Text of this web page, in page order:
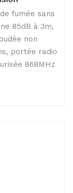
fumée sans
85dB à 3m,
non
portée radio
868MHz